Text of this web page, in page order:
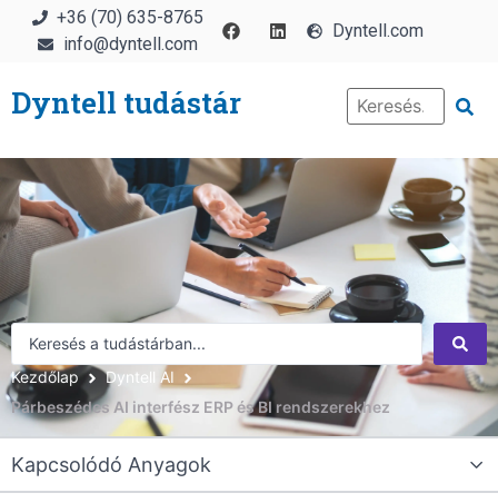
+36 (70) 635-8765
info@dyntell.com
Dyntell.com
Dyntell tudástár
Kezdőlap
Dyntell AI
Párbeszédes AI interfész ERP és BI rendszerekhez
Kapcsolódó Anyagok